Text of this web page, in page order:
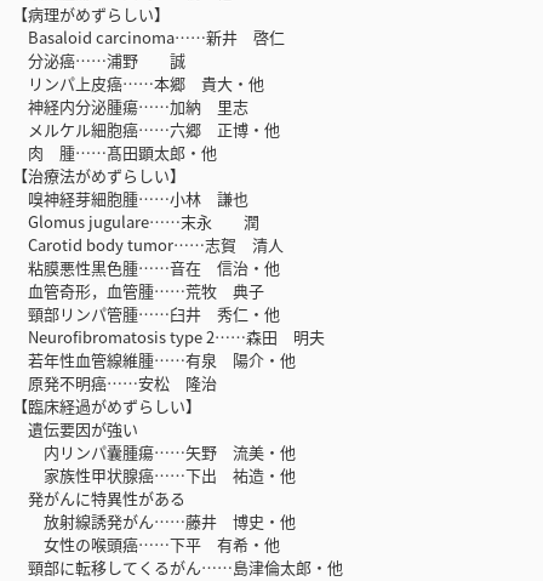
【病理がめずらしい】
Basaloid carcinoma……新井 啓仁
分泌癌……浦野 誠
リンパ上皮癌……本郷 貴大・他
神経内分泌腫瘍……加納 里志
メルケル細胞癌……六郷 正博・他
肉 腫……髙田顕太郎・他
【治療法がめずらしい】
嗅神経芽細胞腫……小林 謙也
Glomus jugulare……末永 潤
Carotid body tumor……志賀 清人
粘膜悪性黒色腫……音在 信治・他
血管奇形，血管腫……荒牧 典子
頸部リンパ管腫……臼井 秀仁・他
Neurofibromatosis type 2……森田 明夫
若年性血管線維腫……有泉 陽介・他
原発不明癌……安松 隆治
【臨床経過がめずらしい】
遺伝要因が強い
内リンパ囊腫瘍……矢野 流美・他
家族性甲状腺癌……下出 祐造・他
発がんに特異性がある
放射線誘発がん……藤井 博史・他
女性の喉頭癌……下平 有希・他
頸部に転移してくるがん……島津倫太郎・他